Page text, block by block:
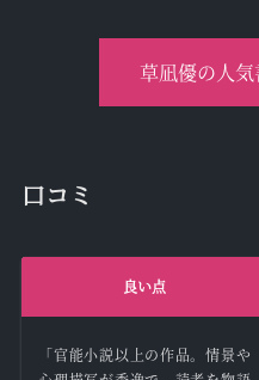
草凪優の人
口コミ
良い点
「官能小説以上の作品。情景や